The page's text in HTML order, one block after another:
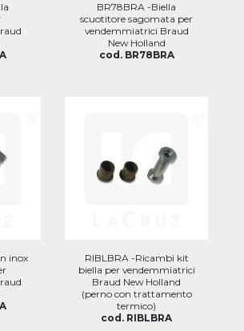
BR78BRA -Biella
scuotitore sagomata per
vendemmiatrici Braud
New Holland
cod. BR78BRA
inox
RIBLBRA -Ricambi kit
biella per vendemmiatrici
Braud New Holland
(perno con trattamento
termico)
cod. RIBLBRA